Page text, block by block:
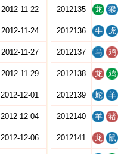
2012-11-22
2012-11-24
2012-11-27
2012-11-29
2012-12-01
2012-12-04
2012-12-06
2012135 龙 猴
2012136 牛 虎
2012137 马 鸡
2012138 龙 鸡
2012139 蛇 羊
2012140 羊 猪
2012141 龙 鼠